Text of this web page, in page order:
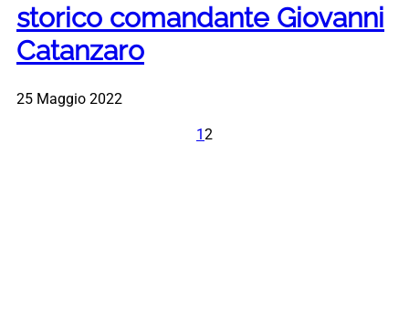
storico comandante Giovanni
Catanzaro
25 Maggio 2022
1 2